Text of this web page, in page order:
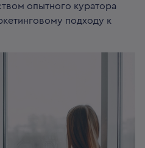
опытного куратора
подходу к